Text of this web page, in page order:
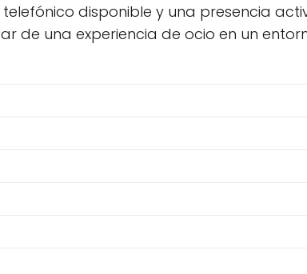
disponible y una presencia
de una experiencia de ocio en un